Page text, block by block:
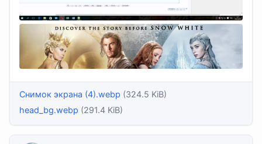
Снимок экрана (4).webp (324.5 KiB)
head_bg.webp (291.4 KiB)